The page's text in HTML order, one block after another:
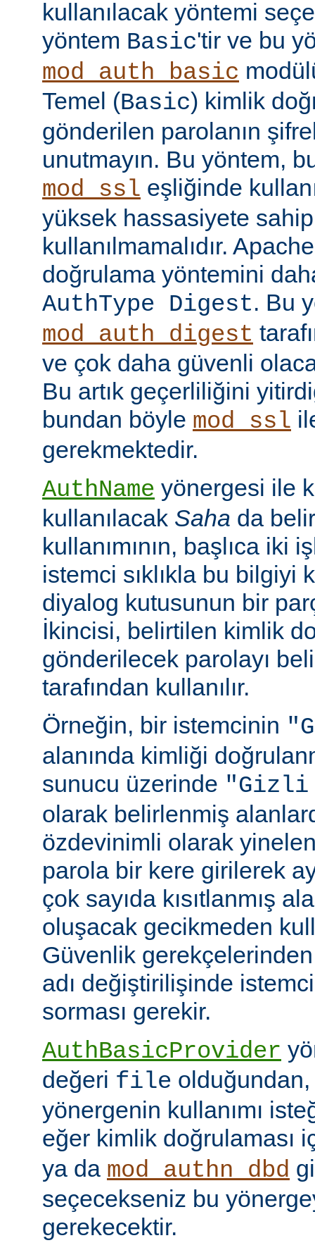
kullanılacak yöntemi
yöntem Basic'tir ve bu
mod_auth_basic
Temel (Basic) kimlik
gönderilen parolanın
unutmayın. Bu yöntem,
mod_ssl eşliğinde
yüksek hassasiyete
kullanılmamalıdır.
doğrulama yöntemini
AuthType Digest. Bu
mod_auth_digest
ve çok daha güvenli
Bu artık geçerliliğini
bundan böyle mod_ssl
gerekmektedir.
AuthName yönergesi ile
kullanılacak Saha da
kullanımının, başlıca iki
istemci sıklıkla bu bilgiyi
diyalog kutusunun bir
İkincisi, belirtilen kimlik
gönderilecek parolayı
tarafından kullanılır.
Örneğin, bir istemcinin
alanında kimliği
sunucu üzerinde "Gizli
olarak belirlenmiş
özdevinimli olarak
parola bir kere girilerek
çok sayıda kısıtlanmış
oluşacak gecikmeden
Güvenlik
adı değiştirilişinde
sorması gerekir.
AuthBasicProvider
değeri file
yönergenin kullanımı
eğer kimlik doğrulaması
ya da mod_authn_dbd
seçecekseniz bu
gerekecektir.